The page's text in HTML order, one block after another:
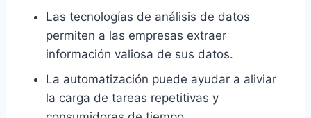
Las tecnologías de análisis de datos
permiten a las empresas extraer
información valiosa de sus datos.
La automatización puede ayudar a aliviar
la carga de tareas repetitivas y